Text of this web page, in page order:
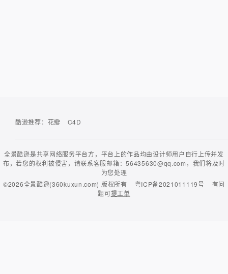
酷逊推荐： 花瓣 C4D
全景酷逊是共享网络服务平台方，平台上的作品均由设计师用户自行上传并发
布，若您的权利被侵害，请联系客服邮箱：56435630@qq.com，我们将及时
为您处理
©2026全景酷逊(360kuxun.com) 版权所有 粤ICP备2021011119号
有问
题可提工单